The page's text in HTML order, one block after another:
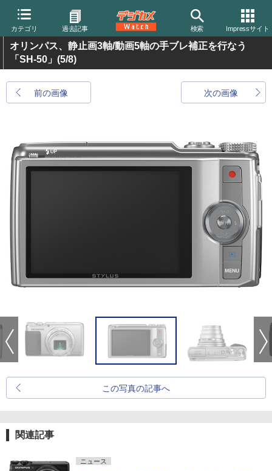
カテゴリ 過去記事 検索 Impressサイト
オリンパス、静止画3軸/動画5軸の手ブレ補正を行なう
「SH-50」 (5/8)
前の画像 次の画像
この写真の記事へ
関連記事
ニュース